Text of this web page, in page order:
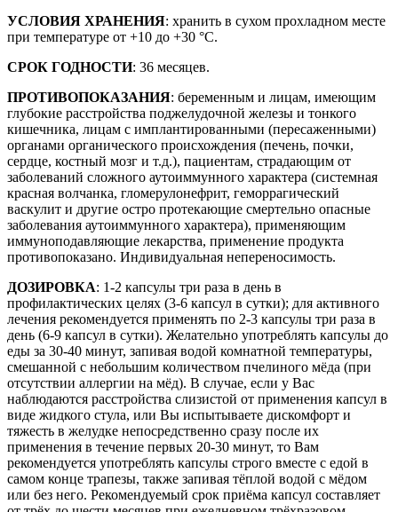
УСЛОВИЯ ХРАНЕНИЯ: хранить в сухом прохладном месте
при температуре от +10 до +30 °C.
СРОК ГОДНОСТИ: 36 месяцев.
ПРОТИВОПОКАЗАНИЯ: беременным и лицам, имеющим
глубокие расстройства поджелудочной железы и тонкого
кишечника, лицам с имплантированными (пересаженными)
органами органического происхождения (печень, почки,
сердце, костный мозг и т.д.), пациентам, страдающим от
заболеваний сложного аутоиммунного характера (системная
красная волчанка, гломерулонефрит, геморрагический
васкулит и другие остро протекающие смертельно опасные
заболевания аутоиммунного характера), применяющим
иммуноподавляющие лекарства, применение продукта
противопоказано. Индивидуальная непереносимость.
ДОЗИРОВКА: 1-2 капсулы три раза в день в
профилактических целях (3-6 капсул в сутки); для активного
лечения рекомендуется применять по 2-3 капсулы три раза в
день (6-9 капсул в сутки). Желательно употреблять капсулы до
еды за 30-40 минут, запивая водой комнатной температуры,
смешанной с небольшим количеством пчелиного мёда (при
отсутствии аллергии на мёд). В случае, если у Вас
наблюдаются расстройства слизистой от применения капсул в
виде жидкого стула, или Вы испытываете дискомфорт и
тяжесть в желудке непосредственно сразу после их
применения в течение первых 20-30 минут, то Вам
рекомендуется употреблять капсулы строго вместе с едой в
самом конце трапезы, также запивая тёплой водой с мёдом
или без него. Рекомендуемый срок приёма капсул составляет